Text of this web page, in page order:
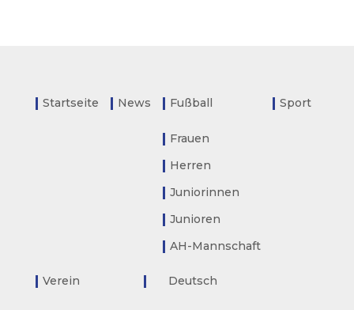
Startseite News Fußball
Frauen
Herren
Juniorinnen
Junioren
AH-Mannschaft
Sport
Verein Deutsch